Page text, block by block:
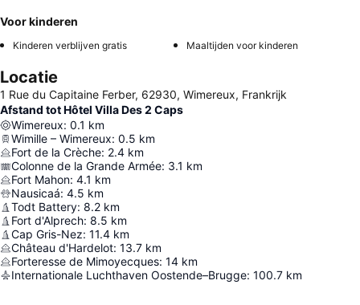
Voor kinderen
Kinderen verblijven gratis Maaltijden voor kinderen
Locatie
1 Rue du Capitaine Ferber, 62930, Wimereux, Frankrijk
Afstand tot Hôtel Villa Des 2 Caps
Wimereux: 0.1 km
Wimille – Wimereux: 0.5 km
Fort de la Crèche: 2.4 km
Colonne de la Grande Armée: 3.1 km
Fort Mahon: 4.1 km
Nausicaá: 4.5 km
Todt Battery: 8.2 km
Fort d'Alprech: 8.5 km
Cap Gris-Nez: 11.4 km
Château d'Hardelot: 13.7 km
Forteresse de Mimoyecques: 14 km
Internationale Luchthaven Oostende–Brugge: 100.7 km